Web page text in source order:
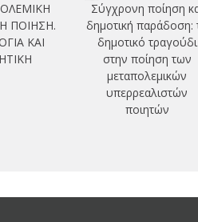
ΠΟΙΗΣΗ.
ΚΑΙ
Σύγχρονη ποίηση
δημοτική παράδοση:
δημοτικό τραγούδι
στην ποίηση των
μεταπολεμικών
υπερρεαλιστών
ποιητών